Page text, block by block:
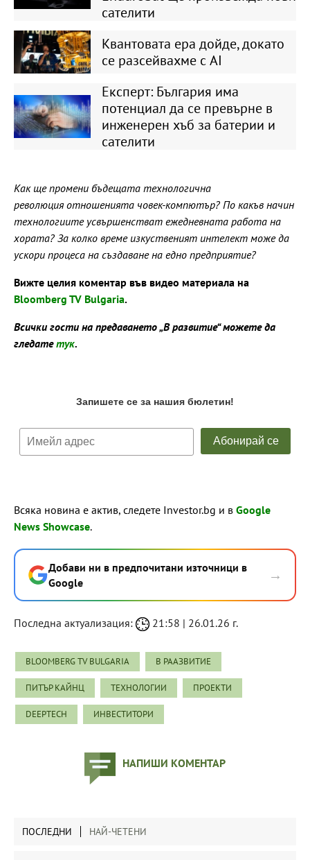
сателити
Квантовата ера дойде, докато
се разсейвахме с AI
Експерт: България има
потенциал да се превърне в
инженерен хъб за батерии и
сателити
Как ще промени бъдещата технологична
революцияотношенията човек-компютър? По какъв начин
технологиите усвършенстват ежедневната работа на
хората? За колко време изкуственият интелект може да
ускори процеса на създаване на едно предприятие?
Вижте целия коментар във видео материала на
Bloomberg TV Bulgaria.
Всички гости на предаването „В развитие“ можете да
гледатетук.
Всяка новина е актив, следете Investor.bg и в Google
News Showcase.
Добави ни в предпочитани източници в
Google
→
Последна актуализация: 21:58 | 26.01.26 г.
BLOOMBERG TV BULGARIA В РААЗВИТИЕ
ПИТЪР КАЙНЦ ТЕХНОЛОГИИ ПРОЕКТИ
DEEPTECH ИНВЕСТИТОРИ
НАПИШИ КОМЕНТАР
ПОСЛЕДНИ НАЙ-ЧЕТЕНИ